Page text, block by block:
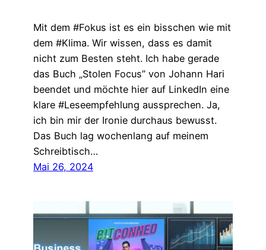
Mit dem #Fokus ist es ein bisschen wie mit
dem #Klima. Wir wissen, dass es damit
nicht zum Besten steht. Ich habe gerade
das Buch „Stolen Focus” von Johann Hari
beendet und möchte hier auf LinkedIn eine
klare #Leseempfehlung aussprechen. Ja,
ich bin mir der Ironie durchaus bewusst.
Das Buch lag wochenlang auf meinem
Schreibtisch…
Mai 26, 2024